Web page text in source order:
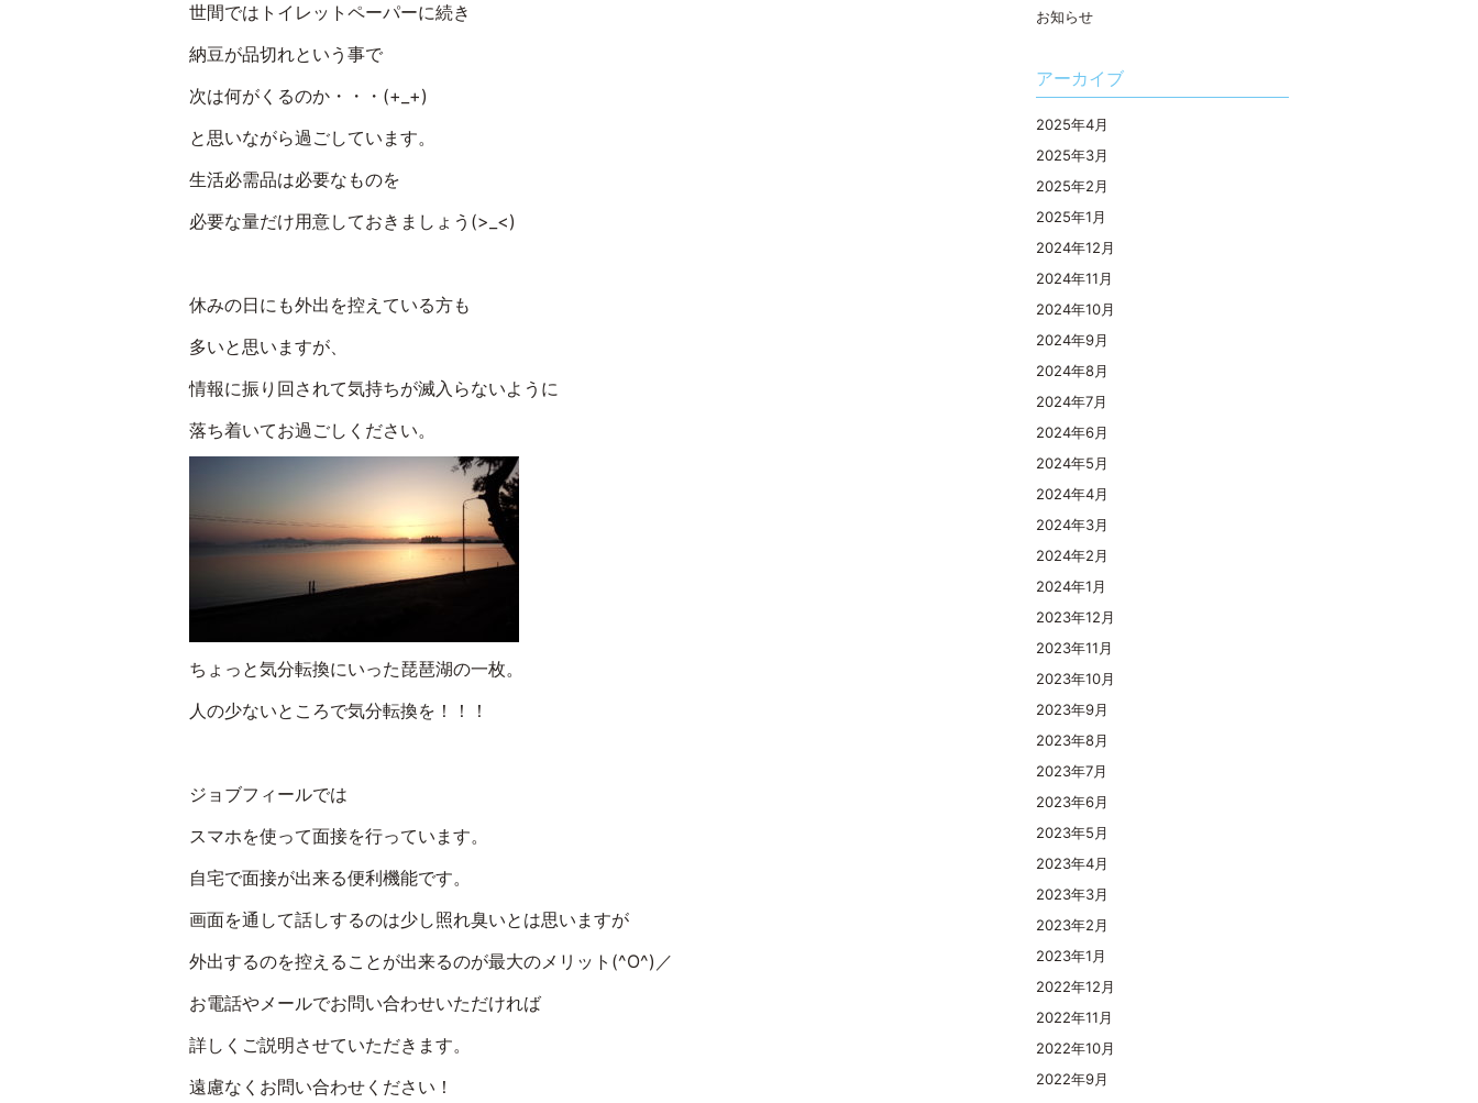
世間ではトイレットペーパーに続き
納豆が品切れという事で
次は何がくるのか・・・(+_+)
と思いながら過ごしています。
生活必需品は必要なものを
必要な量だけ用意しておきましょう(>_<)
休みの日にも外出を控えている方も
多いと思いますが、
情報に振り回されて気持ちが滅入らないように
落ち着いてお過ごしください。
ちょっと気分転換にいった琵琶湖の一枚。
人の少ないところで気分転換を！！！
ジョブフィールでは
スマホを使って面接を行っています。
自宅で面接が出来る便利機能です。
画面を通して話しするのは少し照れ臭いとは思いますが
外出するのを控えることが出来るのが最大のメリット(^O^)／
お電話やメールでお問い合わせいただければ
詳しくご説明させていただきます。
遠慮なくお問い合わせください！
お知らせ
アーカイブ
2025年4月
2025年3月
2025年2月
2025年1月
2024年12月
2024年11月
2024年10月
2024年9月
2024年8月
2024年7月
2024年6月
2024年5月
2024年4月
2024年3月
2024年2月
2024年1月
2023年12月
2023年11月
2023年10月
2023年9月
2023年8月
2023年7月
2023年6月
2023年5月
2023年4月
2023年3月
2023年2月
2023年1月
2022年12月
2022年11月
2022年10月
2022年9月